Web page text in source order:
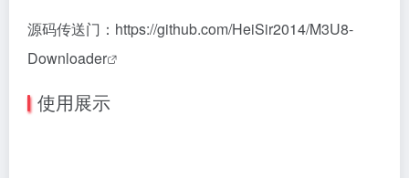
源码传送门： https://github.com/HeiSir2014/M3U8-
Downloader
使用展示